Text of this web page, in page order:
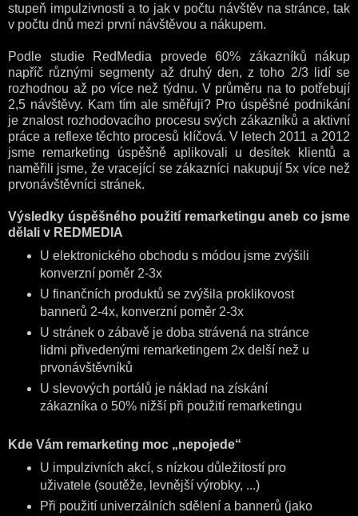
stupeň impulzivnosti a to jak v počtu návštěv na stránce, tak
v počtu dnů mezi první návštěvou a nákupem.
Podle studie RedMedia provede 60% zákazníků nákup
napříč různými segmenty až druhý den, z toho 2/3 lidí se
rozhodnou až po více než týdnu. V průměru na to potřebují
2,5 návštěvy. Kam tím ale směřuji? Pro úspěšné podnikání
je znalost rozhodovacího procesu svých zákazníků a aktivní
práce a reflexe těchto procesů klíčová. V letech 2011 a 2012
jsme remarketing úspěšně aplikovali u desítek klientů a
naměřili jsme, že vracející se zákazníci nakupují 5x více než
prvonávštěvníci stránek.
Výsledky úspěšného použití remarketingu aneb co jsme
dělali v REDMEDIA
U elektronického obchodu s módou jsme zvýšili
konverzní poměr 2-3x
U finančních produktů se zvýšila proklikovost
bannerů 2-4x, konverzní poměr 2-3x
U stránek o zábavě je doba strávená na stránce
lidmi přivedenými remarketingem 2x delší než u
prvonávštěvníků
U slevových portálů je náklad na získání
zákazníka o 50% nižší při použití remarketingu
Kde Vám remarketing moc „nepojede“
U impulzivních akcí, s nízkou důležitostí pro
uživatele (soutěže, levnější výrobky, ...)
Při použití univerzálních sdělení a bannerů (jako